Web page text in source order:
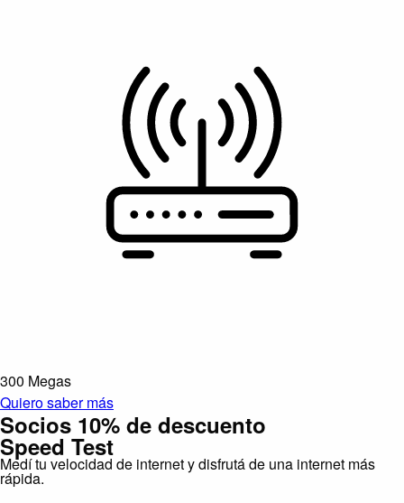
300 Megas
Quiero saber más
Socios 10% de descuento
Speed Test
Medí tu velocidad de internet y disfrutá de una internet más
rápida.